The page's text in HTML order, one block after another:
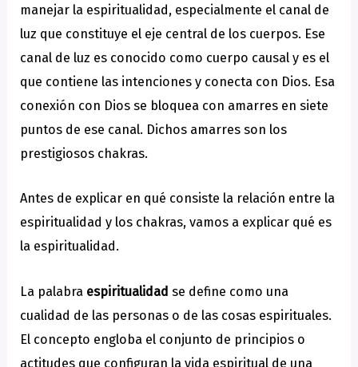
manejar la espiritualidad, especialmente el canal de
luz que constituye el eje central de los cuerpos. Ese
canal de luz es conocido como cuerpo causal y es el
que contiene las intenciones y conecta con Dios. Esa
conexión con Dios se bloquea con amarres en siete
puntos de ese canal. Dichos amarres son los
prestigiosos chakras.
Antes de explicar en qué consiste la relación entre la
espiritualidad y los chakras, vamos a explicar qué es
la espiritualidad.
La palabra espiritualidad se define como una
cualidad de las personas o de las cosas espirituales.
El concepto engloba el conjunto de principios o
actitudes que configuran la vida espiritual de una